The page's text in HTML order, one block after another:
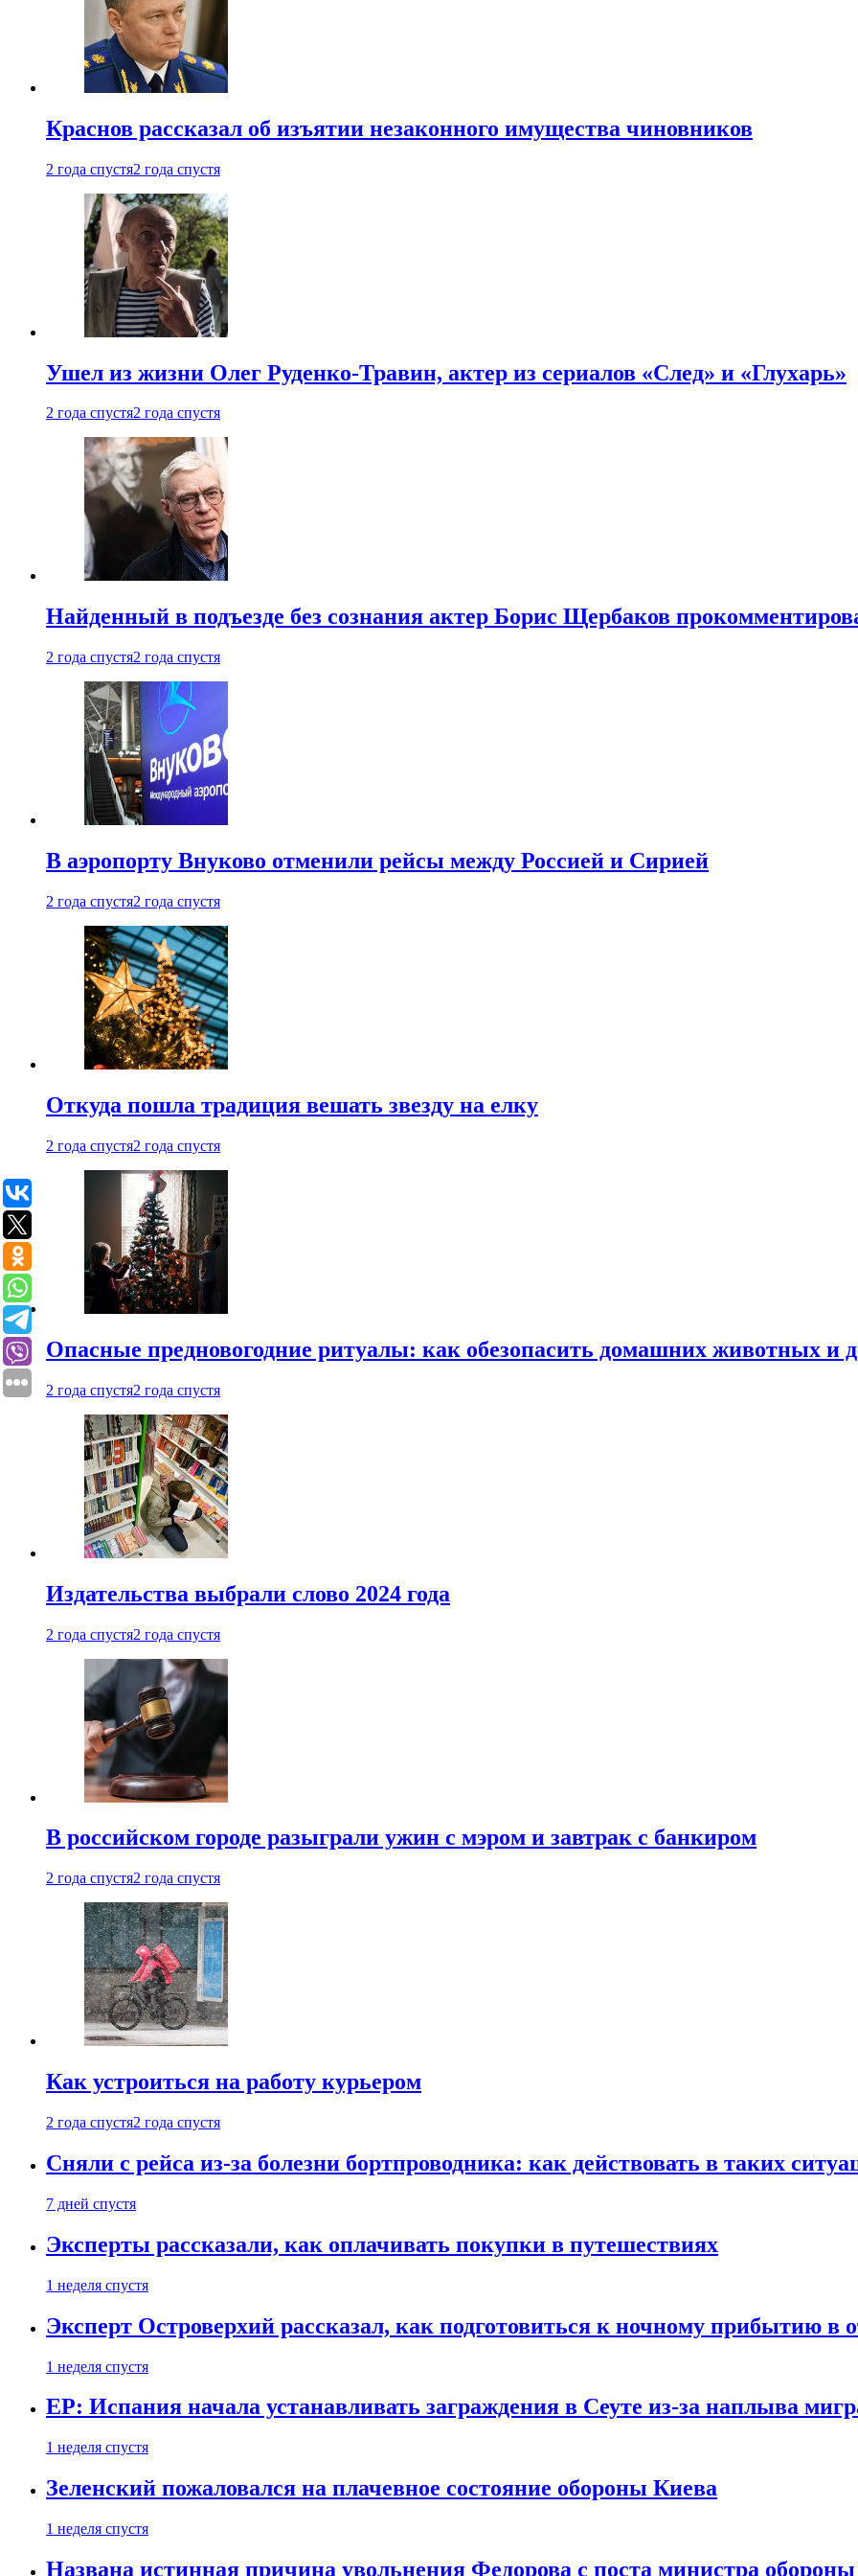
Краснов рассказал об изъятии незаконного имущества чиновников
2 года спустя2 года спустя
Ушел из жизни Олег Руденко-Травин, актер из сериалов «След» и «Глухарь»
2 года спустя2 года спустя
Найденный в подъезде без сознания актер Борис Щербаков
2 года спустя2 года спустя
В аэропорту Внуково отменили рейсы между Россией и Сирией
2 года спустя2 года спустя
Откуда пошла традиция вешать звезду на елку
2 года спустя2 года спустя
Опасные предновогодние ритуалы: как обезопасить домашних животных и
2 года спустя2 года спустя
Издательства выбрали слово 2024 года
2 года спустя2 года спустя
В российском городе разыграли ужин с мэром и завтрак с банкиром
2 года спустя2 года спустя
Как устроиться на работу курьером
2 года спустя2 года спустя
Сняли с рейса из-за болезни бортпроводника: как действовать в таких
7 дней спустя
Эксперты рассказали, как оплачивать покупки в путешествиях
1 неделя спустя
Эксперт Островерхий рассказал, как подготовиться к ночному прибытию в
1 неделя спустя
EP: Испания начала устанавливать заграждения в Сеуте из-за наплыва
1 неделя спустя
Зеленский пожаловался на плачевное состояние обороны Киева
1 неделя спустя
Названа истинная причина увольнения Федорова с поста министра